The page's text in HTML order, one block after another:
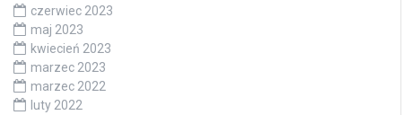
czerwiec 2023
maj 2023
kwiecień 2023
marzec 2023
marzec 2022
luty 2022